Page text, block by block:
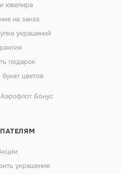
ювелира
на заказ
украшений
подарок
букет цветов
Бонус
украшение